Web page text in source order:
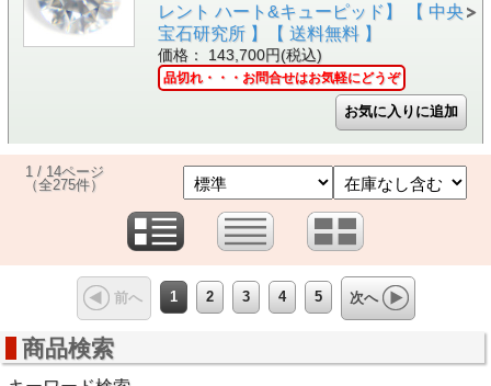
レント ハート&キューピッド】 【 中央
宝石研究所 】【 送料無料 】
価格： 143,700円(税込)
品切れ・・・お問合せはお気軽にどうぞ
1 / 14ページ
（全275件）
前へ 1 2 3 4 5 次へ
商品検索